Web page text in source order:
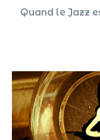
Quand le Jazz